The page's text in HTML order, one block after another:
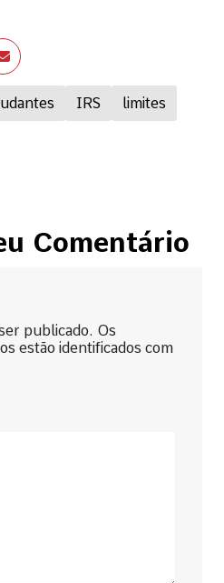
IRS limites
Comentário
publicado. Os
estão identificados com